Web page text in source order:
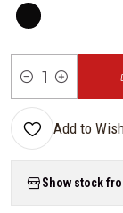
Quantity
Add to
Show stock